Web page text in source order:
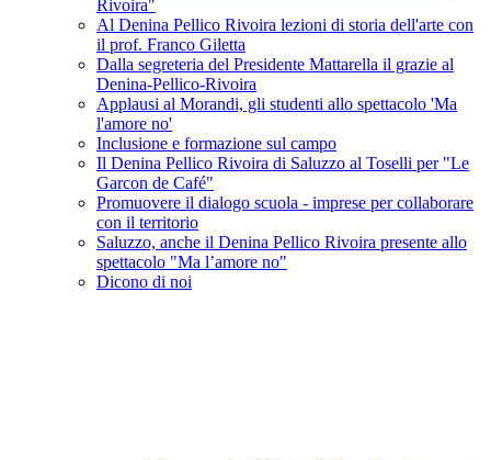
Rivoira"
Al Denina Pellico Rivoira lezioni di storia dell'arte con
il prof. Franco Giletta
Dalla segreteria del Presidente Mattarella il grazie al
Denina-Pellico-Rivoira
Applausi al Morandi, gli studenti allo spettacolo 'Ma
l'amore no'
Inclusione e formazione sul campo
Il Denina Pellico Rivoira di Saluzzo al Toselli per "Le
Garcon de Café"
Promuovere il dialogo scuola - imprese per collaborare
con il territorio
Saluzzo, anche il Denina Pellico Rivoira presente allo
spettacolo "Ma l’amore no"
Dicono di noi